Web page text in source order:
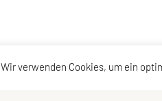
Wir verwenden Cookies, um ein